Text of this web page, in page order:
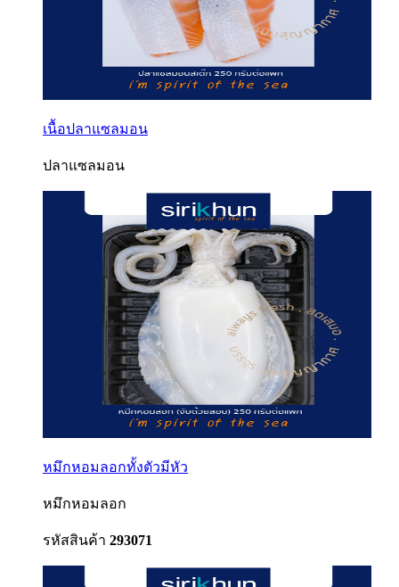
เนื้อปลาแซลมอน
ปลาแซลมอน
หมึกหอมลอกทั้งตัวมีหัว
หมึกหอมลอก
รหัสสินค้า 293071